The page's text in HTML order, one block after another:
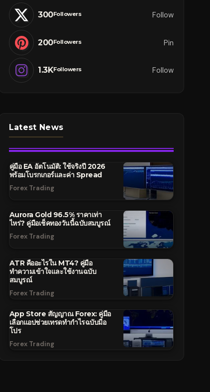
300Followers Follow
200Followers Pin
1.3KFollowers Follow
Latest News
คู่มือ EA อัตโนมัติ: ใช้จริงปี 2026
พร้อมโบรกเกอร์และค่า Spread
Forex Trading
Aurora Gold 96.5% ราคาเท่า
ไหร่? คู่มือเช็คทองวันนี้ฉบับสมบูรณ์
Forex Trading
ATR คืออะไรใน MT4? คู่มือ
ทำความเข้าใจและใช้งานฉบับ
สมบูรณ์
Forex Trading
App Store สัญญาณ Forex: คู่มือ
เลือกแอปช่วยเทรดทำกำไรฉบับมือ
โปร
Forex Trading